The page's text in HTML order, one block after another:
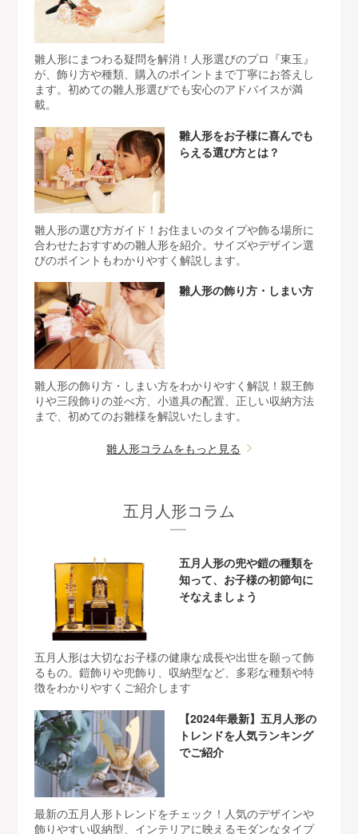
雛人形にまつわる疑問を解消！人形選びのプロ『東玉』
が、飾り方や種類、購入のポイントまで丁寧にお答えし
ます。初めての雛人形選びでも安心のアドバイスが満
載。
雛人形をお子様に喜んでも
らえる選び方とは？
雛人形の選び方ガイド！お住まいのタイプや飾る場所に
合わせたおすすめの雛人形を紹介。サイズやデザイン選
びのポイントもわかりやすく解説します。
雛人形の飾り方・しまい方
雛人形の飾り方・しまい方をわかりやすく解説！親王飾
りや三段飾りの並べ方、小道具の配置、正しい収納方法
まで、初めてのお雛様を解説いたします。
雛人形コラムをもっと見る
五月人形コラム
五月人形の兜や鎧の種類を
知って、お子様の初節句に
そなえましょう
五月人形は大切なお子様の健康な成長や出世を願って飾
るもの。鎧飾りや兜飾り、収納型など、多彩な種類や特
徴をわかりやすくご紹介します
【2024年最新】五月人形の
トレンドを人気ランキング
でご紹介
最新の五月人形トレンドをチェック！人気のデザインや
飾りやすい収納型、インテリアに映えるモダンなタイプ